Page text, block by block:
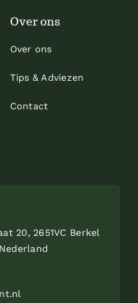
Over ons
Over ons
Tips & Adviezen
Contact
20, 2651VC Berkel